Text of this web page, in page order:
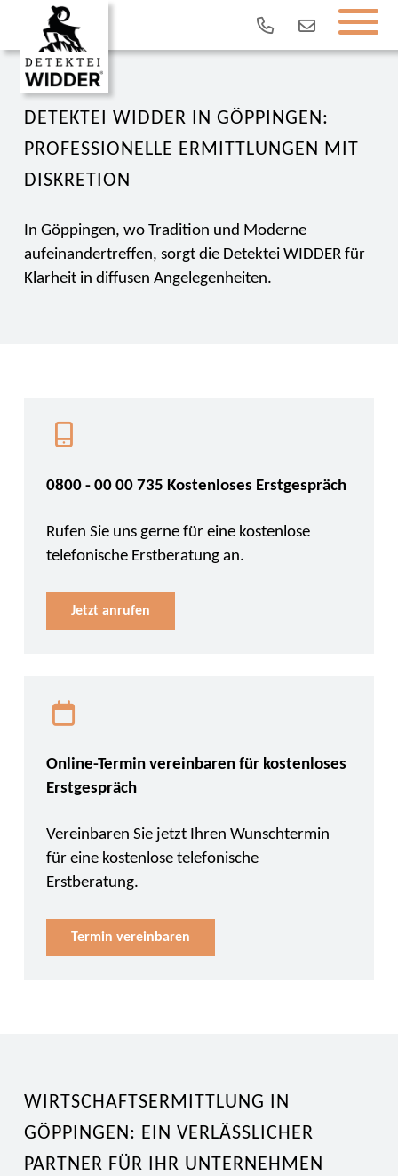
DETEKTEI WIDDER IN GÖPPINGEN:
PROFESSIONELLE ERMITTLUNGEN MIT
DISKRETION
In Göppingen, wo Tradition und Moderne
aufeinandertreffen, sorgt die Detektei WIDDER für
Klarheit in diffusen Angelegenheiten.
0800 - 00 00 735 Kostenloses Erstgespräch
Rufen Sie uns gerne für eine kostenlose
telefonische Erstberatung an.
Jetzt anrufen
Online-Termin vereinbaren für kostenloses
Erstgespräch
Vereinbaren Sie jetzt Ihren Wunschtermin
für eine kostenlose telefonische
Erstberatung.
Termin vereinbaren
WIRTSCHAFTSERMITTLUNG IN
GÖPPINGEN: EIN VERLÄSSLICHER
PARTNER FÜR IHR UNTERNEHMEN